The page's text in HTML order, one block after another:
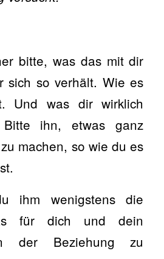
bitte, was das mit dir
sich so verhält. Wie es
Und was dir wirklich
ihn, etwas ganz
machen, so wie du es
ihm wenigstens die
für dich und dein
der Beziehung zu